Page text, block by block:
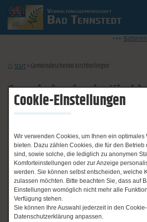
Cookie-Einstellungen
Wir verwenden Cookies, um Ihnen ein optimales
bieten. Dazu zählen Cookies, die für den Betrieb
sind, sowie solche, die lediglich zu anonymen
Komforteinstellungen oder zur Anzeige
werden. Sie können selbst entscheiden, welche
zulassen möchten. Bitte beachten Sie, dass auf
Einstellungen womöglich nicht mehr alle
Verfügung stehen.
Sie können Ihre Auswahl jederzeit in den
Datenschutzerklärung anpassen.
News-Ticker
Batterien
Start Gemeindeschenke Kirchheilingen
Gemeindeschenke
99947 Kirchheilingen
(036043) 70328
zurück
Senden Drucken Zum